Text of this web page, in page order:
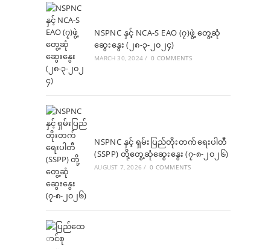
NSPNC နှင့် NCA-S EAO (၇)ဖွဲ့ တွေ့ဆုံ
ဆွေးနွေး (၂၈-၃-၂၀၂၄)
MARCH 30, 2024 / 0 COMMENTS
NSPNC နှင့် ရှမ်းပြည်တိုးတက်ရေးပါတီ
(SSPP) တို့တွေ့ဆုံဆွေးနွေး (၇-၈-၂၀၂၆)
AUGUST 7, 2026 / 0 COMMENTS